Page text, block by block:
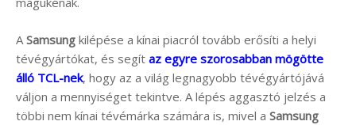
A Samsung kilépése a kínai piacról tovább erősíti a helyi
tévégyártókat, és segít az egyre szorosabban mögötte
álló TCL-nek, hogy az a világ legnagyobb tévégyártójává
váljon a mennyiséget tekintve. A lépés aggasztó jelzés a
többi nem kínai tévémárka számára is, mivel a Samsung